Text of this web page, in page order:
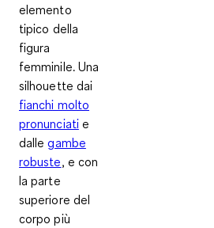
elemento
tipico della
figura
femminile. Una
silhouette dai
fianchi molto
pronunciatie
dallegambe
robuste, e con
la parte
superiore del
corpo più